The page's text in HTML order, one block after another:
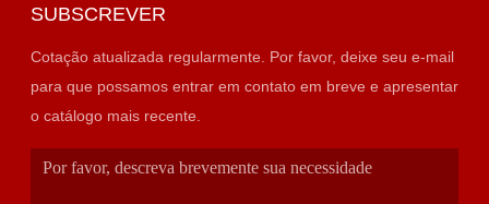
SUBSCREVER
Cotação atualizada regularmente. Por favor, deixe seu e-mail
para que possamos entrar em contato em breve e apresentar
o catálogo mais recente.